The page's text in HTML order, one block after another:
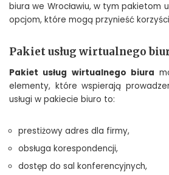
biura we Wrocławiu, w tym pakietom
opcjom, które mogą przynieść
Pakiet usług wirtualnego
Pakiet usług wirtualnego biura
elementy, które wspierają
usługi w pakiecie biuro to:
prestiżowy adres dla firmy,
obsługa korespondencji,
dostęp do sal konferencyjnych,